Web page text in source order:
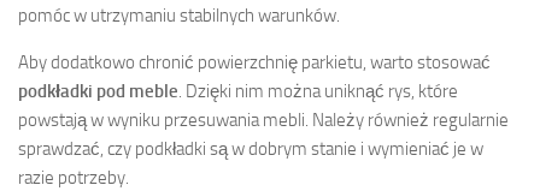
pomóc w utrzymaniu stabilnych warunków.
Aby dodatkowo chronić powierzchnię parkietu, warto stosować
podkładki pod meble. Dzięki nim można uniknąć rys, które
powstają w wyniku przesuwania mebli. Należy również regularnie
sprawdzać, czy podkładki są w dobrym stanie i wymieniać je w
razie potrzeby.